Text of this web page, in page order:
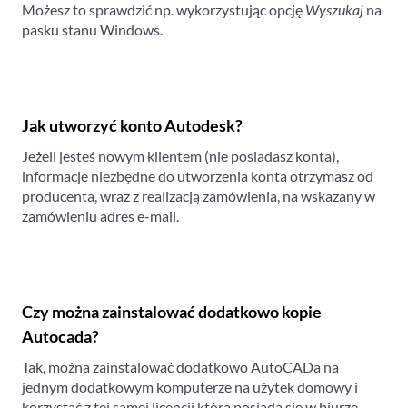
Możesz to sprawdzić np. wykorzystując opcję Wyszukaj na
pasku stanu Windows.
Jak utworzyć konto Autodesk?
Jeżeli jesteś nowym klientem (nie posiadasz konta),
informacje niezbędne do utworzenia konta otrzymasz od
producenta, wraz z realizacją zamówienia, na wskazany w
zamówieniu adres e-mail.
Czy można zainstalować dodatkowo kopie
Autocada?
Tak, można zainstalować dodatkowo AutoCADa na
jednym dodatkowym komputerze na użytek domowy i